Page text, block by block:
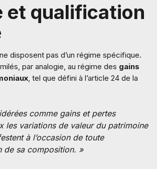
et qualification
disposent pas d’un régime spécifique.
par analogie, au régime des gains
, tel que défini à l’article 24 de la
comme gains et pertes
les variations de valeur du patrimoine
à l’occasion de toute
de sa composition. »